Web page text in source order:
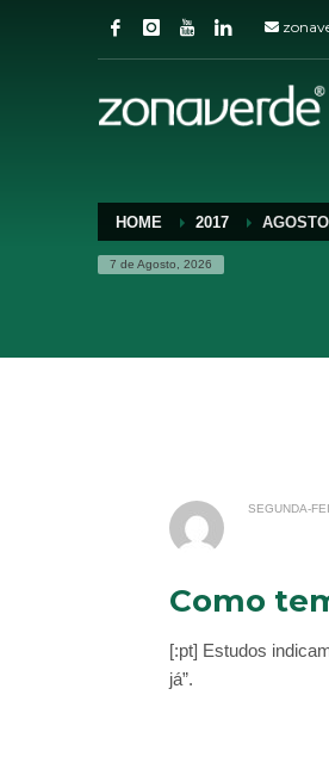
HOME 2017 AGOSTO
7 de Agosto, 2026
SEGUNDA-
Como
[:pt] Estudos
já”.